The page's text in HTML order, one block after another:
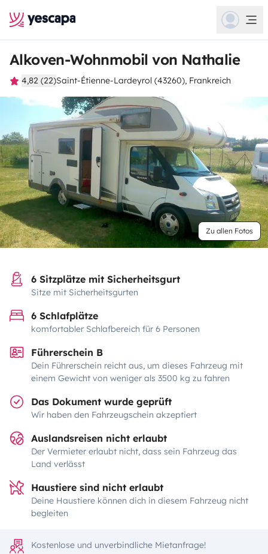
Alkoven-Wohnmobil von Nathalie
4,82 (22)Saint-Étienne-Lardeyrol (43260), Frankreich
Zu allen Fotos
6 Sitzplätze mit Sicherheitsgurt
Sitze mit Sicherheitsgurten
6 Schlafplätze
komfortabler Schlafbereich für 6 Personen
Führerschein B
Dein Führerschein reicht aus, um dieses Fahrzeug mit
einem Gewicht von weniger als 3500 kg zu fahren
Das Dokument wurde geprüft
Wir haben den Fahrzeugschein akzeptiert
Auslandsreisen nicht erlaubt
Der Vermieter erlaubt nicht, dass sein Fahrzeug das
Land verlässt
Haustiere sind nicht erlaubt
Deine Haustiere können dich in diesem Fahrzeug nicht
begleiten
Kostenlose und unverbindliche Mietanfrage!